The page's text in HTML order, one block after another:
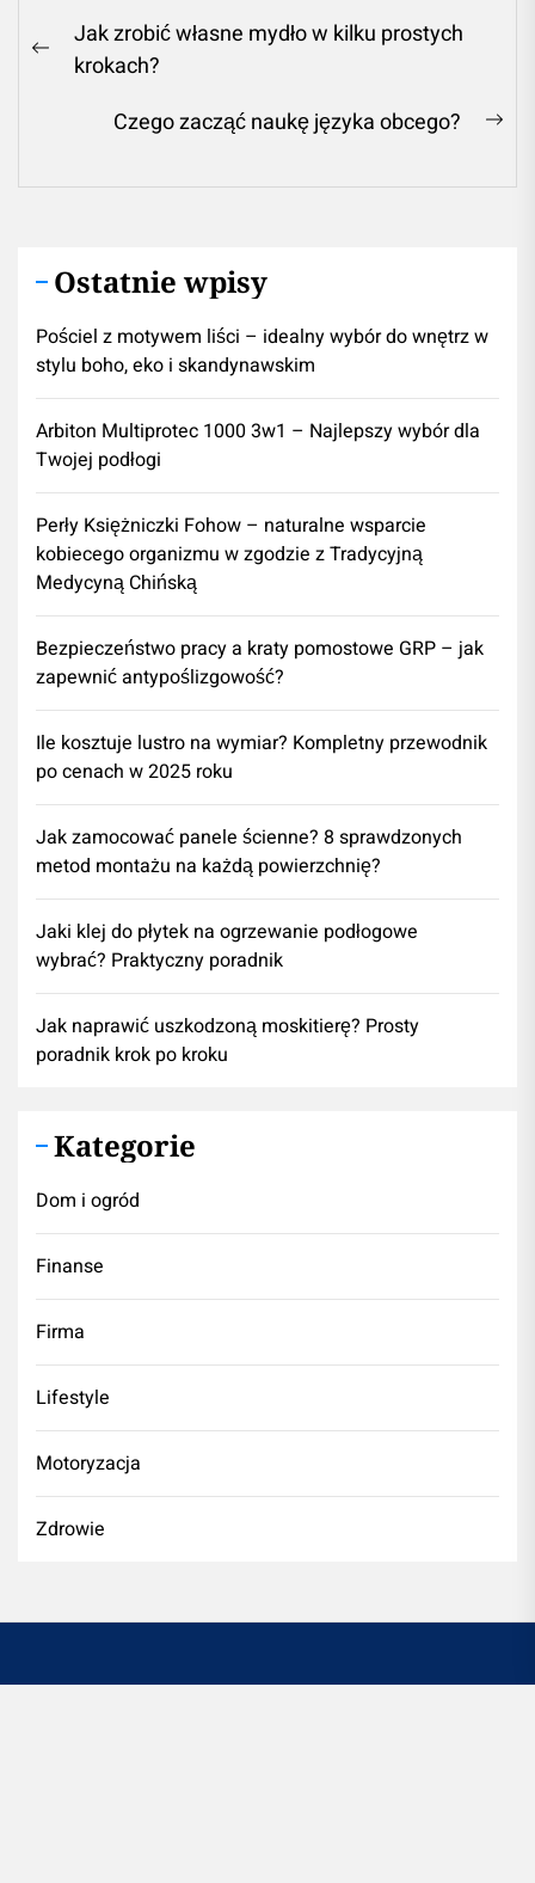
Nawigacja
wpisu
Previous
Jak zrobić własne mydło w kilku prostych
krokach?
Czego zacząć naukę języka obcego?
Ostatnie wpisy
Pościel z motywem liści – idealny wybór do wnętrz w
stylu boho, eko i skandynawskim
Arbiton Multiprotec 1000 3w1 – Najlepszy wybór dla
Twojej podłogi
Perły Księżniczki Fohow – naturalne wsparcie
kobiecego organizmu w zgodzie z Tradycyjną
Medycyną Chińską
Bezpieczeństwo pracy a kraty pomostowe GRP – jak
zapewnić antypoślizgowość?
Ile kosztuje lustro na wymiar? Kompletny przewodnik
po cenach w 2025 roku
Jak zamocować panele ścienne? 8 sprawdzonych
metod montażu na każdą powierzchnię?
Jaki klej do płytek na ogrzewanie podłogowe
wybrać? Praktyczny poradnik
Jak naprawić uszkodzoną moskitierę? Prosty
poradnik krok po kroku
Kategorie
Dom i ogród
Finanse
Firma
Lifestyle
Motoryzacja
Zdrowie